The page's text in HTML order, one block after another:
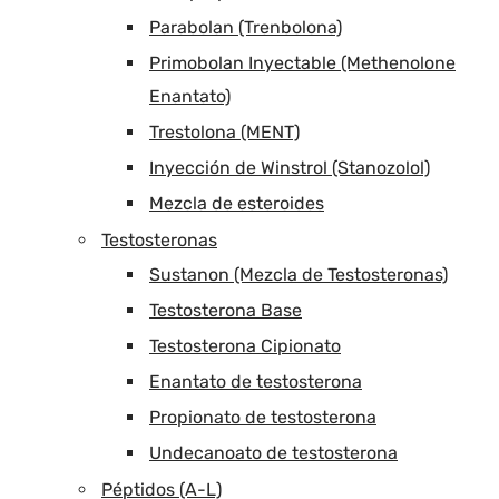
Parabolan (Trenbolona)
Primobolan Inyectable (Methenolone
Enantato)
Trestolona (MENT)
Inyección de Winstrol (Stanozolol)
Mezcla de esteroides
Testosteronas
Sustanon (Mezcla de Testosteronas)
Testosterona Base
Testosterona Cipionato
Enantato de testosterona
Propionato de testosterona
Undecanoato de testosterona
Péptidos (A-L)